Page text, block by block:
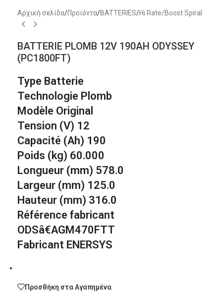
Αρχική σελίδα/Προϊόντα/BATTERIES/Hi Rate/Boost Spiral
BATTERIE PLOMB 12V 190AH ODYSSEY
(PC1800FT)
Type Batterie
Technologie Plomb
Modèle Original
Tension (V) 12
Capacité (Ah) 190
Poids (kg) 60.000
Longueur (mm) 578.0
Largeur (mm) 125.0
Hauteur (mm) 316.0
Référence fabricant
ODSâ€AGM470FTT
Fabricant ENERSYS
Προσθήκη στα Αγαπημένα